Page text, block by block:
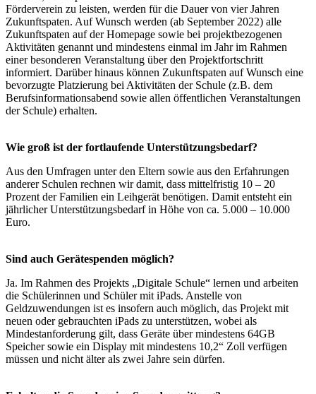
Förderverein zu leisten, werden für die Dauer von vier Jahren
Zukunftspaten. Auf Wunsch werden (ab September 2022) alle
Zukunftspaten auf der Homepage sowie bei projektbezogenen
Aktivitäten genannt und mindestens einmal im Jahr im Rahmen
einer besonderen Veranstaltung über den Projektfortschritt
informiert. Darüber hinaus können Zukunftspaten auf Wunsch eine
bevorzugte Platzierung bei Aktivitäten der Schule (z.B. dem
Berufsinformationsabend sowie allen öffentlichen Veranstaltungen
der Schule) erhalten.
Wie groß ist der fortlaufende Unterstützungsbedarf?
Aus den Umfragen unter den Eltern sowie aus den Erfahrungen
anderer Schulen rechnen wir damit, dass mittelfristig 10 – 20
Prozent der Familien ein Leihgerät benötigen. Damit entsteht ein
jährlicher Unterstützungsbedarf in Höhe von ca. 5.000 – 10.000
Euro.
Sind auch Gerätespenden möglich?
Ja. Im Rahmen des Projekts „Digitale Schule“ lernen und arbeiten
die Schülerinnen und Schüler mit iPads. Anstelle von
Geldzuwendungen ist es insofern auch möglich, das Projekt mit
neuen oder gebrauchten iPads zu unterstützen, wobei als
Mindestanforderung gilt, dass Geräte über mindestens 64GB
Speicher sowie ein Display mit mindestens 10,2“ Zoll verfügen
müssen und nicht älter als zwei Jahre sein dürfen.